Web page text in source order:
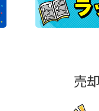
売